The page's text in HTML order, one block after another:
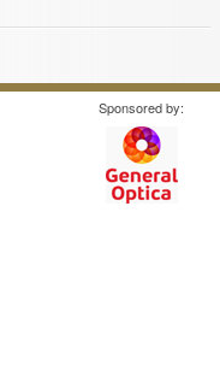
Sponsored by: